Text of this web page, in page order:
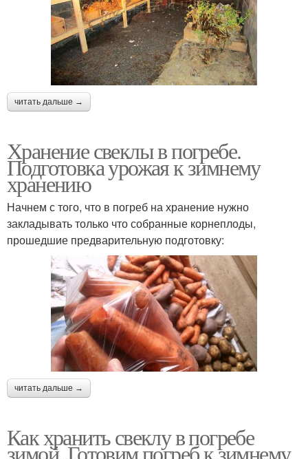
читать дальше →
Хранение свеклы в погребе.
Подготовка урожая к зимнему
хранению
Начнем с того, что в погреб на хранение нужно
закладывать только что собранные корнеплоды,
прошедшие предварительную подготовку:
читать дальше →
Как хранить свеклу в погребе
зимой. Готовим погреб к зимнему